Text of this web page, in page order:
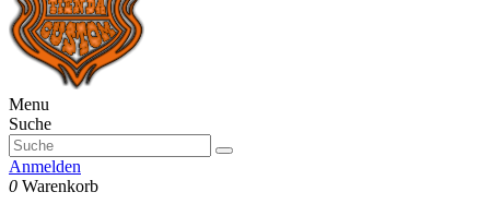
Menu
Suche
Anmelden
0 Warenkorb